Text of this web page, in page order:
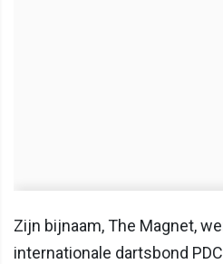
Zijn bijnaam, The Magnet,
internationale dartsbond